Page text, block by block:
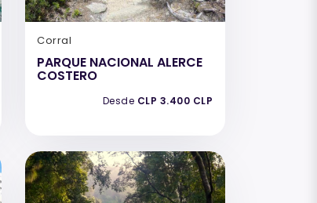
Corral
PARQUE NACIONAL ALERCE
COSTERO
Desde CLP 3.400 CLP